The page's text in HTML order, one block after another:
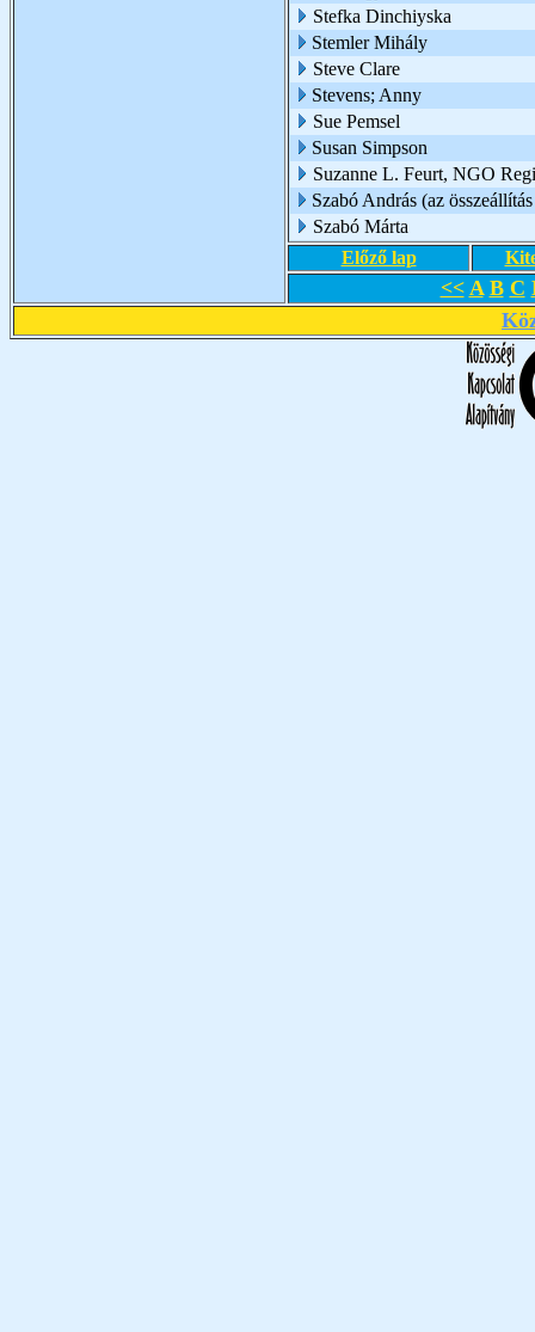
Stefka Dinchiyska
Stemler Mihály
Steve Clare
Stevens; Anny
Sue Pemsel
Susan Simpson
Suzanne L. Feurt, NGO
Szabó András (az
Szabó Márta
Előző lap
<< A B C